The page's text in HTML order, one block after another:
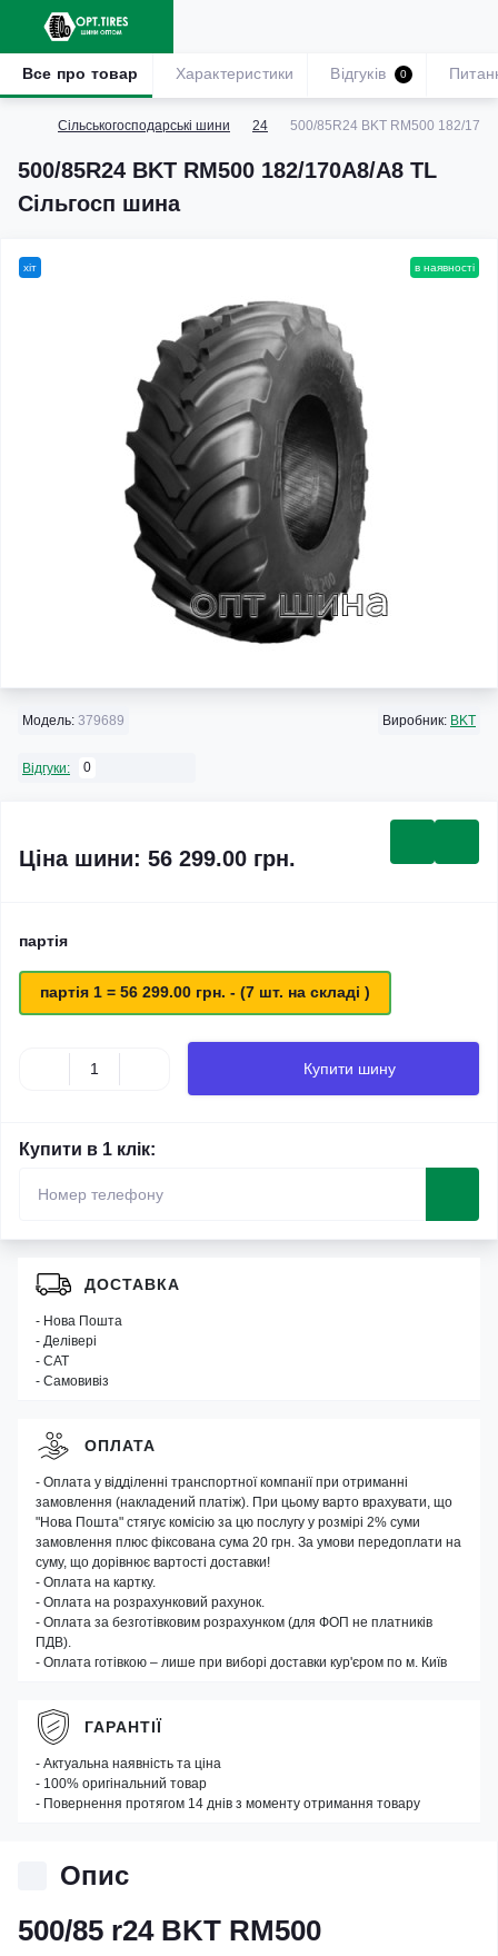
Сільськогосподарські шини 24 500/85R24 BKT RM500 182/
500/85R24 BKT RM500 182/170A8/A8 TL
Сільгосп шина
Все про товар Характеристики Відгуків 0
хіт в наявності
Модель: 379689 Виробник: BKT
Відгуки: 0
Ціна шини: 56 299.00 грн.
партія
партія 1 = 56 299.00 грн. - (7 шт. на складі )
Купити шину
Купити в 1 клік:
Опис
500/85 r24 BKT RM500
ДОСТАВКА
- Нова Пошта
- Делівері
- САТ
- Самовивіз
ОПЛАТА
- Оплата у відділенні транспортної компанії при отриманні
замовлення (накладений платіж). При цьому варто врахувати, що
"Нова Пошта" стягує комісію за цю послугу у розмірі 2% суми
замовлення плюс фіксована сума 20 грн. За умови передоплати на
суму, що дорівнює вартості доставки!
- Оплата на картку.
- Оплата на розрахунковий рахунок.
- Оплата за безготівковим розрахунком (для ФОП не платників
ПДВ).
- Оплата готівкою – лише при виборі доставки кур'єром по м. Київ
ГАРАНТІЇ
- Актуальна наявність та ціна
- 100% оригінальний товар
- Повернення протягом 14 днів з моменту отримання товару